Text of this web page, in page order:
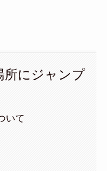
所にジャンプ
いて